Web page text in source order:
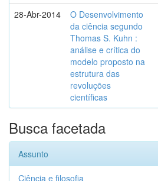
28-Abr-2014
O Desenvolvimento
da ciência segundo
Thomas S. Kuhn :
análise e crítica do
modelo proposto na
estrutura das
revoluções
científicas
Busca facetada
Assunto
Ciência e filosofia